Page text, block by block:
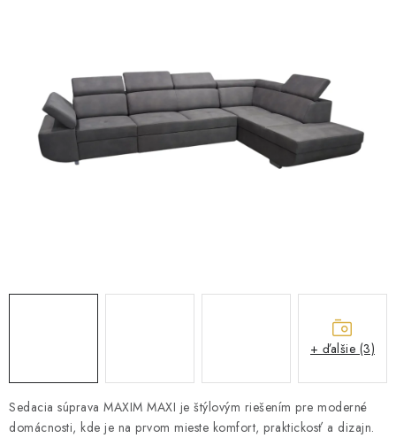
KRESLÁ
ZÁHRADNÝ NÁBYTOK
STOJANY A REGÁLY
SKRIŇA NA TOPANKY
FAQ - NAJČASTEJŠIE OTÁZKY
Sedacia súprava MAXIM MAXI je štýlovým riešením pre moderné
domácnosti, kde je na prvom mieste komfort, praktickosť a dizajn.
+ ďalšie (3)